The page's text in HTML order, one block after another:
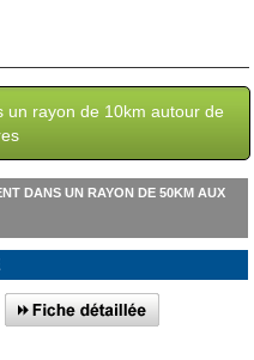
un rayon de 10km autour de
DANS UN RAYON DE 50KM AUX